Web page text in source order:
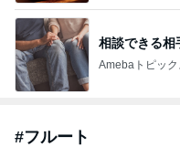
相談できる相
Amebaトピック
#フルート